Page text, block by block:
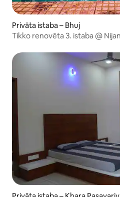
Privāta istaba – Bhuj
Tikko renovēta 3. istaba @